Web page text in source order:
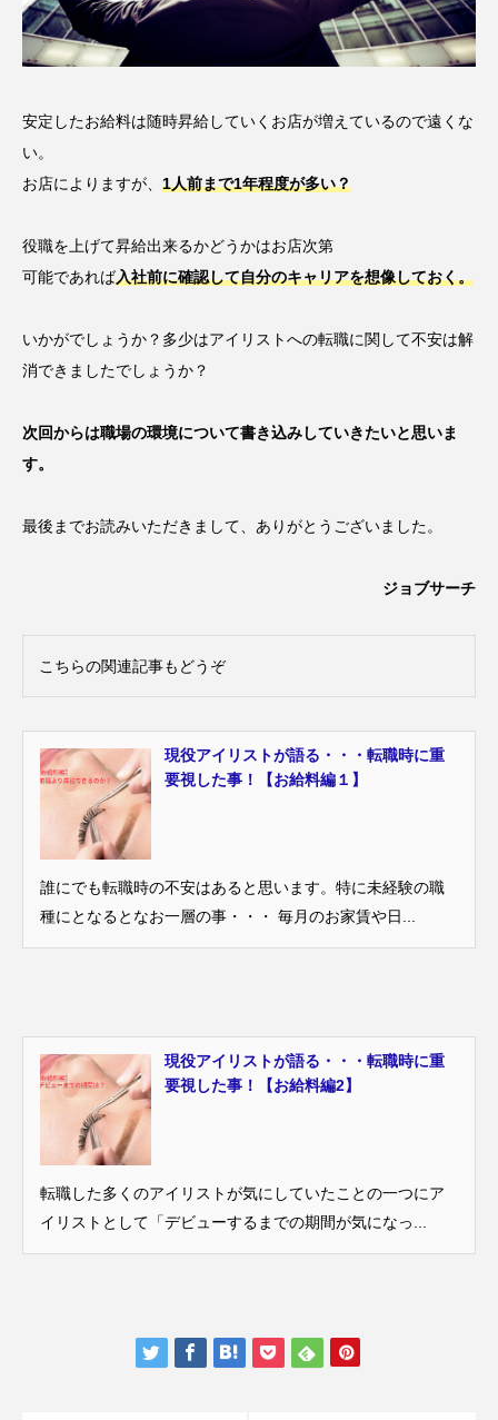
安定したお給料は随時昇給していくお店が増えているので遠くな
い。
お店によりますが、 1人前まで1年程度が多い？
役職を上げて昇給出来るかどうかはお店次第
可能であれば入社前に確認して自分のキャリアを想像しておく。
いかがでしょうか？多少はアイリストへの転職に関して不安は解
消できましたでしょうか？
次回からは職場の環境について書き込みしていきたいと思いま
す。
最後までお読みいただきまして、ありがとうございました。
ジョブサーチ
こちらの関連記事もどうぞ
現役アイリストが語る・・・転職時に重
要視した事！【お給料編１】
誰にでも転職時の不安はあると思います。特に未経験の職
種にとなるとなお一層の事・・・ 毎月のお家賃や日...
現役アイリストが語る・・・転職時に重
要視した事！【お給料編2】
転職した多くのアイリストが気にしていたことの一つにア
イリストとして「デビューするまでの期間が気になっ...